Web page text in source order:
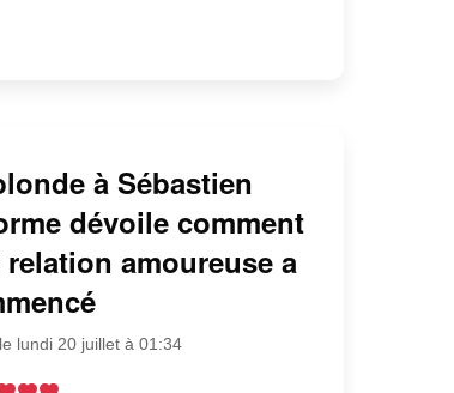
à Sébastien
dévoile comment
amoureuse a
lundi 20 juillet à 01:34